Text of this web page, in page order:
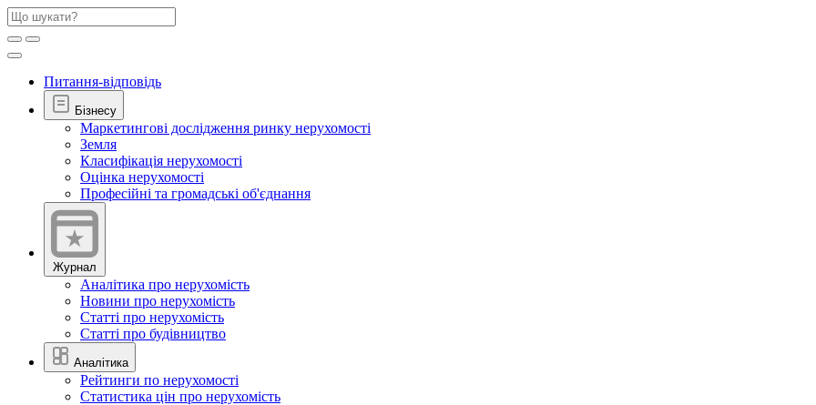
Питання-відповідь
Бізнесу
Маркетингові дослідження ринку нерухомості
Земля
Класифікація нерухомості
Оцінка нерухомості
Професійні та громадські об'єднання
Журнал
Аналітика про нерухомість
Новини про нерухомість
Статті про нерухомість
Статті про будівництво
Аналітика
Рейтинги по нерухомості
Статистика цін про нерухомість